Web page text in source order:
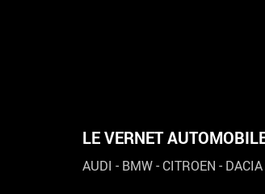
LE VERNET
AUDI - BMW- CITROEN - DACIA